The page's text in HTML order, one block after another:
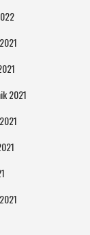
2021